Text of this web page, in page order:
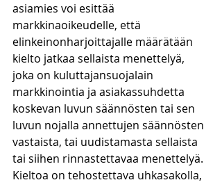
asiamies voi esittää
markkinaoikeudelle, että
elinkeinonharjoittajalle määrätään
kielto jatkaa sellaista menettelyä,
joka on kuluttajansuojalain
markkinointia ja asiakassuhdetta
koskevan luvun säännösten tai sen
luvun nojalla annettujen säännösten
vastaista, tai uudistamasta sellaista
tai siihen rinnastettavaa menettelyä.
Kieltoa on tehostettava uhkasakolla,